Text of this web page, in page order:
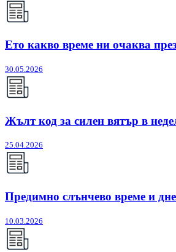
Ето какво време ни очаква
30.05.2026
Жълт код за силен вятър в
25.04.2026
Предимно слънчево време и
10.03.2026